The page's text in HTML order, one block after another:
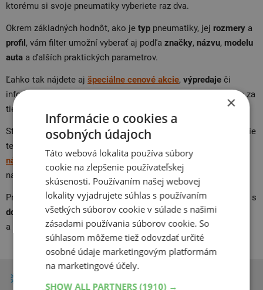
ktorému si svoje pneumatiky vyberiete raz dva.
Okrem základných hodnôt, ako je typ pneumatiky, jej rozmery a
profil, vám filter umožní vyberať aj podľa značky, názvu, modelu
auta a ďalších praktických parametrov.
Ľahko tak nájdete aj špeciálne cenové akcie, výpredaje či
informácie o tom, aké pneu máme práve
. Nakupujte za
tie najlepšie ceny!
Stran rozmerov potrebných k výberu pneumatiky mnohé napovie
technický preukaz vášho vozidla. Ak si nie ste istí,
nás
, so všetkým vám poradíme. Užitočné informácie nájdete v
našom
sprievodcovi pre motoristov
Predovšetkým v lete vyniknú kvalitné pneumatiky v kombinácii s
dobre zvolenými diskami. Pozrite si našu ponukualu kolies
a
plechových kolies
×
Informácie o cookies a
osobných údajoch
Táto webová lokalita používa súbory
cookie na zlepšenie používateľskej
skúsenosti. Používaním našej webovej
lokality vyjadrujete súhlas s používaním
všetkých súborov cookie v súlade s našimi
zásadami používania súborov cookie. So
súhlasom môžeme tiež odovzdať určité
osobné údaje marketingovým platformám
na marketingové účely.
SHOW ALL PARTNERS(1910) →